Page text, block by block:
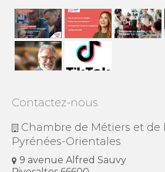
Contactez-nous
Chambre de Métiers et de
Pyrénées-Orientales
9 avenue Alfred Sauvy